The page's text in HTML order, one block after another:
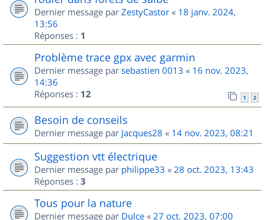
Dernier message par ZestyCastor « 18 janv. 2024,
13:56
Réponses : 1
Problème trace gpx avec garmin
Dernier message par sebastien 0013 « 16 nov. 2023,
14:36
Réponses : 12 1 2
Besoin de conseils
Dernier message par Jacques28 « 14 nov. 2023, 08:21
Suggestion vtt électrique
Dernier message par philippe33 « 28 oct. 2023, 13:43
Réponses : 3
Tous pour la nature
Dernier message par Dulce « 27 oct. 2023, 07:00